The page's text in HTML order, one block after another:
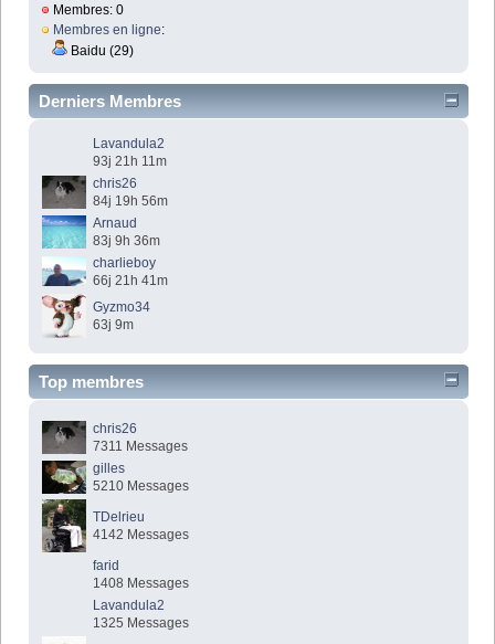
Membres: 0
Membres en ligne:
Baidu (29)
Derniers Membres
Lavandula2
93j 21h 11m
chris26
84j 19h 56m
Arnaud
83j 9h 36m
charlieboy
66j 21h 41m
Gyzmo34
63j 9m
Top membres
chris26
7311 Messages
gilles
5210 Messages
TDelrieu
4142 Messages
farid
1408 Messages
Lavandula2
1325 Messages